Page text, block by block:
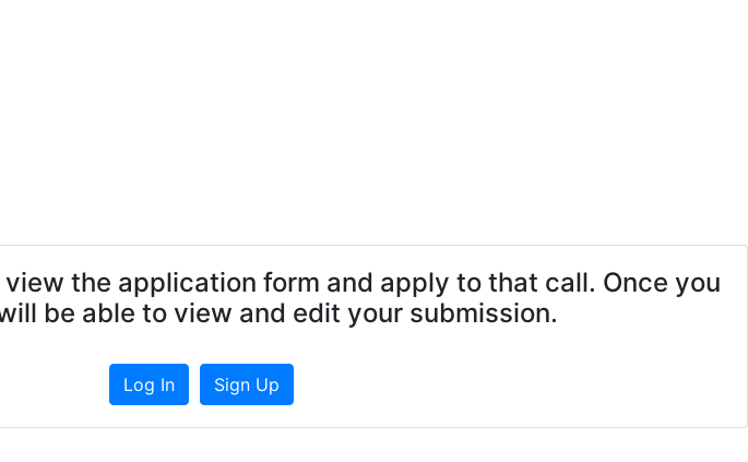
the application form and apply to that call. Once you
be able to view and edit your submission.
Log In Sign Up